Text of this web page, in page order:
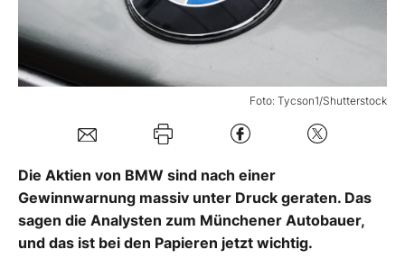
Mein B:O
Mein Konto
Kontakt
Foto: Tycson1/Shutterstock
Die Aktien von BMW sind nach einer
Gewinnwarnung massiv unter Druck geraten. Das
sagen die Analysten zum Münchener Autobauer,
und das ist bei den Papieren jetzt wichtig.